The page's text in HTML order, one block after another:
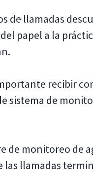
de llamadas
papel a la
recibir
sistema de
de monitoreo de
las llamadas